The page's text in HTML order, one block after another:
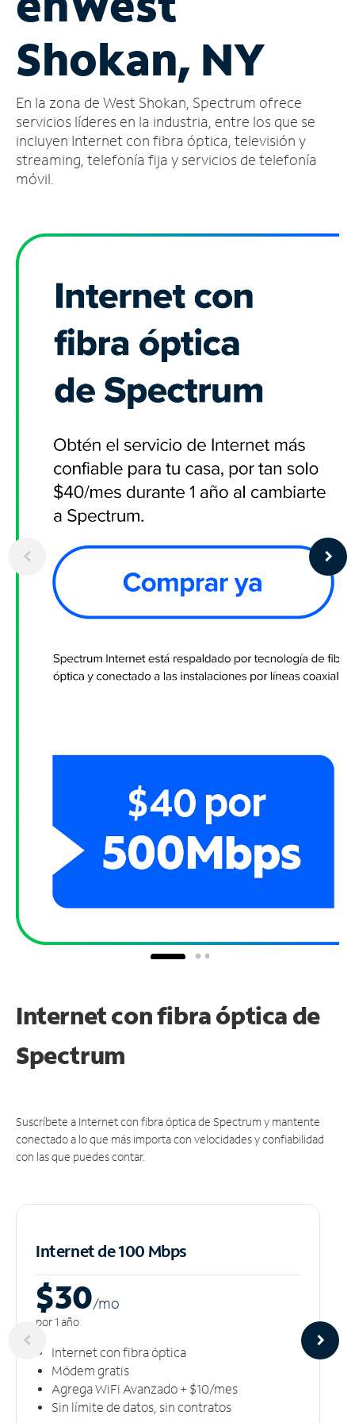
cuenta
Encuentra
tienda
Shokan, NY
En la zona de West Shokan, Spectrum ofrece
servicios líderes en la industria, entre los que se
incluyen Internet con fibra óptica, televisión y
streaming, telefonía fija y servicios de telefonía
móvil.
Internet con fibra óptica de
Spectrum
Suscríbete a Internet con fibra óptica de Spectrum y mantente
conectado a lo que más importa con velocidades y confiabilidad
con las que puedes contar.
Internet de 100 Mbps
$30/mo
por 1 año
Internet con fibra óptica
Módem gratis
Agrega WiFi Avanzado + $10/mes
Sin límite de datos, sin contratos